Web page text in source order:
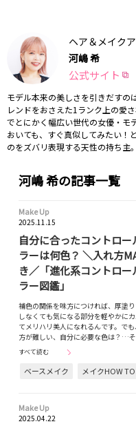
ヘア＆メイク
河嶋 希
公式サイト
モデル本来の美しさを引きだすの
レンドをおさえた1ランク上の愛
でとにかく幅広い世代の女優・モ
おいても、すぐ真似してみたい！
のをズバリ表現する天性の持ち主。
河嶋 希の記事一覧
Make Up
2025.11.15
自分に合ったコントロー
ラーは何色？ ＼入れ方
き／「進化系コントロー
ラー図鑑」
補色の関係を味方につければ、厚塗
しなくても気になる部分を軽やかに
てメリハリ美人になれるんです。で
方が難しい、自分に必要な色は？…
すべて読む
ベースメイク メイクHOW TO
Make Up
2025.04.22